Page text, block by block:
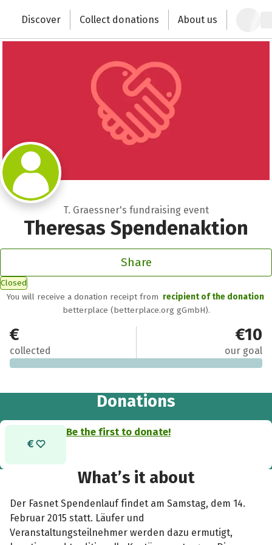
Change the world with your donation
Discover Collect donations About us
T. Graessner's fundraising event
Theresas Spendenaktion
Share
Closed
You will receive a donation receipt from recipient of the donation
betterplace (betterplace.org gGmbH).
€0
collected
€10
our goal
Donations
Be the first to donate!
What’s it about
Der Fasnet Spendenlauf findet am Samstag, dem 14.
Februar 2015 statt. Läufer und
Veranstaltungsteilnehmer werden dazu ermutigt,